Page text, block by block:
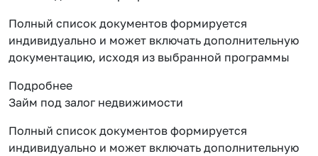
Полный список документов формируется
индивидуально и может включать дополнительную
документацию, исходя из выбранной программы
Подробнее
Займ под залог недвижимости
Полный список документов формируется
индивидуально и может включать дополнительную